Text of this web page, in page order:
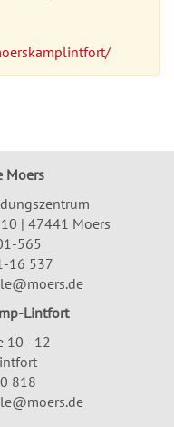
Moers
| 47441 Moers
565
16 537
Lintfort
10 - 12
818